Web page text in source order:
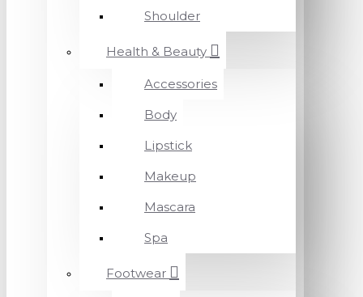
Shoulder
Health & Beauty
Accessories
Body
Lipstick
Makeup
Mascara
Spa
Footwear